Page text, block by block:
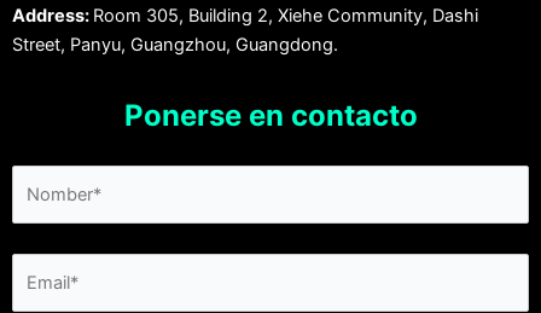
Address: Room 305, Building 2, Xiehe Community, Dashi
Street, Panyu, Guangzhou, Guangdong.
Ponerse en contacto